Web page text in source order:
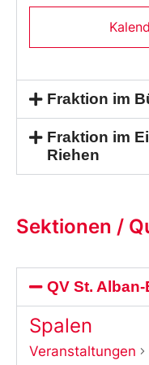
Fraktion im
Fraktion im
Riehen
Sektionen /
QV St.
Spalen
Veranstaltungen